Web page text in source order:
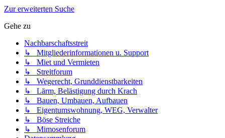
Zur erweiterten Suche
Gehe zu
Nachbarschaftsstreit
↳ Mitgliederinformationen u. Support
↳ Miet und Vermieten
↳ Streitforum
↳ Wegerecht, Grunddienstbarkeiten
↳ Lärm, Belästigung durch Krach
↳ Bauen, Umbauen, Aufbauen
↳ Eigentumswohnung, WEG, Verwalter
↳ Böse Streiche
↳ Mimosenforum